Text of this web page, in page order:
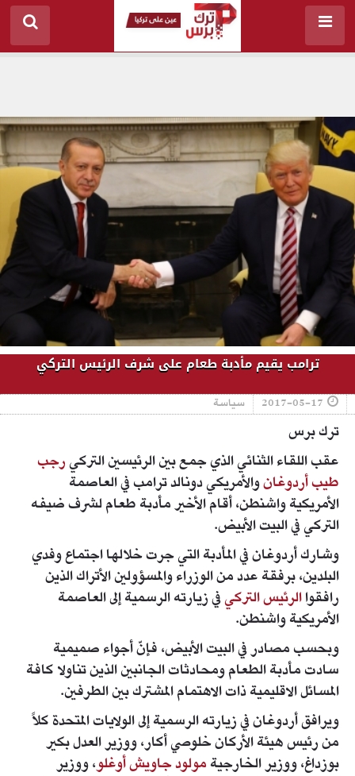
ترامب يقيم مأدبة طعام على شرف الرئيس التركي
2017-05-17 سياسة
ترك برس
عقب اللقاء الثنائي الذي جمع بين الرئيسين التركيرجب
طيب أردوغانوالأمريكي دونالد ترامب في العاصمة
الأمريكية واشنطن، أقام الأخير مأدبة طعام لشرف ضيفه
التركي في البيت الأبيض.
وشارك أردوغان في المأدبة التي جرت خلالها اجتماع وفدي
البلدين، برفقة عدد من الوزراء والمسؤولين الأتراك الذين
رافقواالرئيس التركيفي زيارته الرسمية إلى العاصمة
الأمريكية واشنطن.
وبحسب مصادر في البيت الأبيض، فإنّ أجواء صميمية
سادت مأدبة الطعام ومحادثات الجانبين الذين تناولا كافة
المسائل الاقليمية ذات الاهتمام المشترك بين الطرفين.
ويرافق أردوغان في زيارته الرسمية إلى الولايات المتحدة كلاً
من رئيس هيئة الأركان خلوصي أكار، ووزير العدل بكير
بوزداغ، ووزير الخارجيةمولود جاويش أوغلو، ووزير